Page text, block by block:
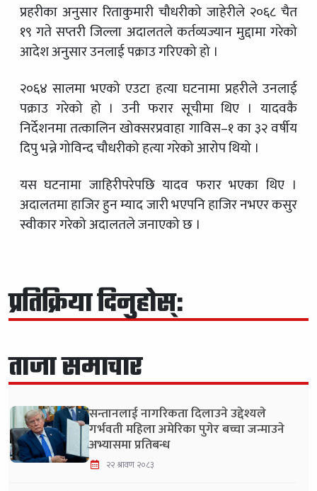
प्रहरीका अनुसार रिताकुमारी चौधरीको जाहेरीले २०६८ चैत
१९ गते सप्तरी जिल्ला अदालतले कर्तव्यज्यान मुद्दामा गरेको
आदेश अनुसार उनलाई पक्राउ गरिएको हो ।
२०६४ सालमा भएको एउटा हत्या घटनामा प्रहरीले उनलाई
पक्राउ गरेको हो । उनी फरार सूचीमा थिए । यादवकै
निर्देशनमा तत्कालिन खोक्सरप्रवाहा गाविस–१ का ३२ वर्षीय
दिपु भन्ने गोविन्द चौधरीको हत्या गरेको आरोप थियो ।
यस घटनामा जाहिरीपरेपछि यादव फरार भएका थिए ।
अदालतमा हाजिर हुन म्याद जारी भएपनि हाजिर नभएर कसुर
स्वीकार गरेको अदालतले जनाएको छ ।
प्रतिक्रिया दिनुहोस्:
ताजा समाचार
सन्तानलाई नागरिकता दिलाउने उद्देश्यले
गर्भवती महिला अमेरिका पुगेर बच्चा जन्माउने
अभ्यासमा प्रतिबन्ध
२२ श्रावण २०८३